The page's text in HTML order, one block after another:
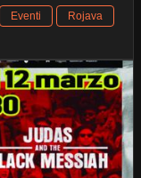
Eventi
Rojava